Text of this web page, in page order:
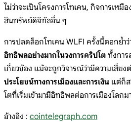
ไม่ว่าจะเป็นโครงการโทเคน, กิจการเห
สินทรัพย์ดิจิทัลอื่น ๆ
การปลดล็อกโทเคน WLFI ครั้งนี้ตอกย้ำว่
อิทธิพลอย่างมากในวงการคริปโต ทั้งการ
เกี่ยวข้อง แม้จะถูกวิจารณ์ว่ามีความเสี่ยง
ประโยชน์ทางการเมืองและการเงิน แต่ก็
โตที่เริ่มเข้ามามีอิทธิพลต่อการเมืองโลก
อ้างอิง : cointelegraph.com